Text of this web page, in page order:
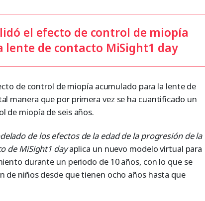
el efecto de control de miopía
lente de contacto MiSight1 day
de control de miopía acumulado para la lente de
manera que por primera vez se ha cuantificado un
de miopía de seis años.
de los efectos de la edad de la progresión de la
deMiSight1 dayaplica un nuevo modelo virtual para
durante un periodo de 10 años, con lo que se
de niños desde que tienen ocho años hasta que